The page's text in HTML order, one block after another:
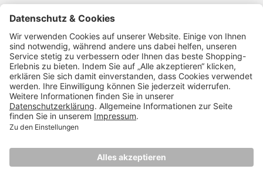
Information
Rechtliches
Zahlungsmethoden
Zertifikate
Folgen Sie uns